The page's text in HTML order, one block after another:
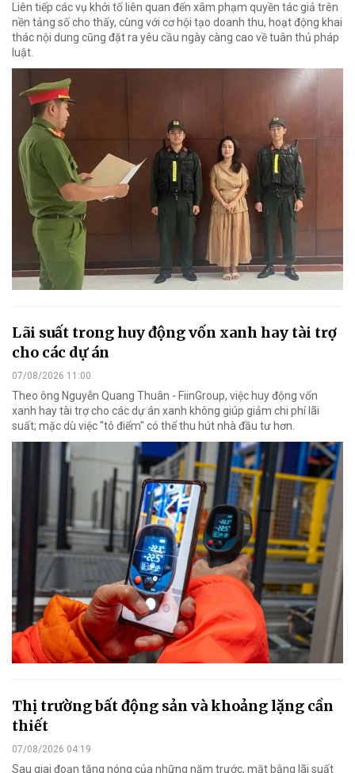
Liên tiếp các vụ khởi tố liên quan đến xâm phạm quyền tác giả trên
nền tảng số cho thấy, cùng với cơ hội tạo doanh thu, hoạt động khai
thác nội dung cũng đặt ra yêu cầu ngày càng cao về tuân thủ pháp
luật.
Lãi suất trong huy động vốn xanh hay tài trợ
cho các dự án
07/08/2026 11:00
Theo ông Nguyễn Quang Thuân - FiinGroup, việc huy động vốn
xanh hay tài trợ cho các dự án xanh không giúp giảm chi phí lãi
suất; mặc dù việc "tô điểm" có thể thu hút nhà đầu tư hơn.
Thị trường bất động sản và khoảng lặng cần
thiết
07/08/2026 04:19
Sau giai đoạn tăng nóng của những năm trước, mặt bằng lãi suất